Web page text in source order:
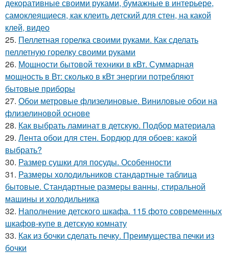
декоративные своими руками, бумажные в интерьере,
самоклеящиеся, как клеить детский для стен, на какой
клей, видео
25. Пеллетная горелка своими руками. Как сделать
пеллетную горелку своими руками
26. Мощности бытовой техники в кВт. Суммарная
мощность в Вт: сколько в кВт энергии потребляют
бытовые приборы
27. Обои метровые флизелиновые. Виниловые обои на
флизелиновой основе
28. Как выбрать ламинат в детскую. Подбор материала
29. Лента обои для стен. Бордюр для обоев: какой
выбрать?
30. Размер сушки для посуды. Особенности
31. Размеры холодильников стандартные таблица
бытовые. Стандартные размеры ванны, стиральной
машины и холодильника
32. Наполнение детского шкафа. 115 фото современных
шкафов-купе в детскую комнату
33. Как из бочки сделать печку. Преимущества печки из
бочки